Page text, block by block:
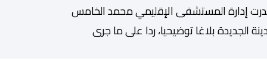
إدارة المستشفى الإقليمي محمد الخامس
الجديدة بلاغا توضيحيا، ردا على ما جرى